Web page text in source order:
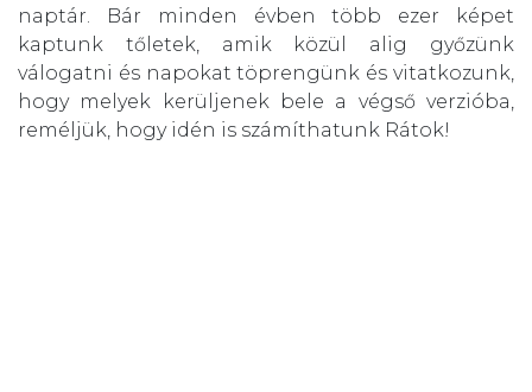
naptár. Bár minden évben több ezer képet
kaptunk tőletek, amik közül alig győzünk
válogatni és napokat töprengünk és vitatkozunk,
hogy melyek kerüljenek bele a végső verzióba,
reméljük, hogy idén is számíthatunk Rátok!